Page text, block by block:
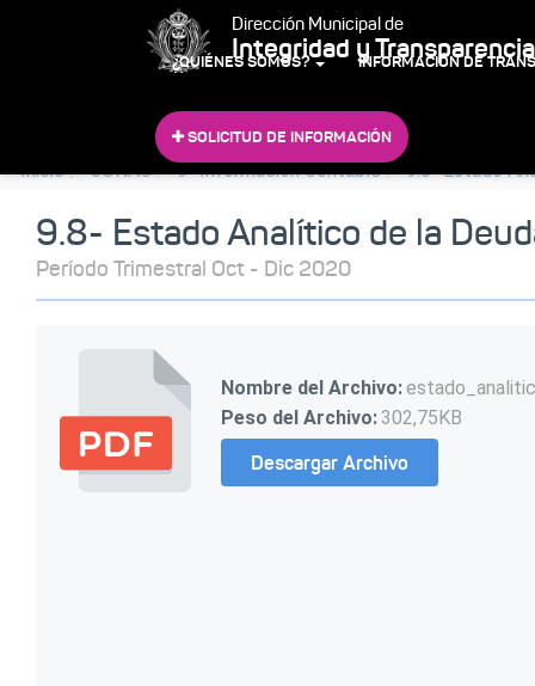
Dirección Municipal de
Integridad y Transparencia
¿QUIÉNES SOMOS? INFORMACIÓN DE
SOLICITUD DE INFORMACIÓN
Inicio CONAC 9- Información Contable 9.8- Estado
9.8- Estado Analítico de la
Período Trimestral Oct - Dic 2020
Nombre del Archivo:
Peso del Archivo: 302,75KB
Descargar Archivo